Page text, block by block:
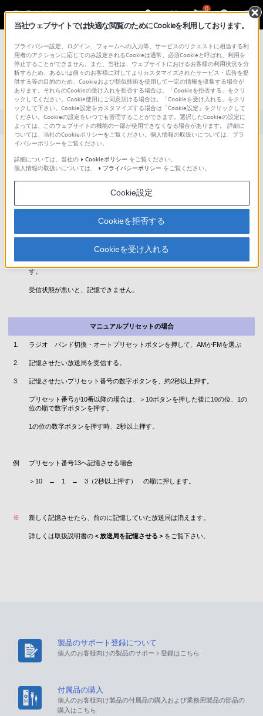
0
総合サポート・お問い合わせ
文書番号 : S1110278003123 / 最終更新日 : 2016/09/27
ラジオのプリセット方法は？
対象製品カテゴリー・製品
オートプリセットの場合
1. ラジオ バンド切換・オートプリセットボタンを押して、AMかFMを選ぶ
ラジオ バンド切換・オートプリセットボタンを2秒以上押すと表示窓に
「AUTO」を点滅します。
表示切換・決定・メモリーボタンを押す。
※
プリセット番号の1番から順に、周波数の低い局から自動的に記憶できま
す。
受信状態が悪いと、記憶できません。
マニュアルプリセットの場合
1. ラジオ バンド切換・オートプリセットボタンを押して、AMかFMを選ぶ
2. 記憶させたい放送局を受信する。
3. 記憶させたいプリセット番号の数字ボタンを、約2秒以上押す。
プリセット番号が10番以降の場合は、＞10ボタンを押した後に10の位、1の
位の順で数字ボタンを押す。
1の位の数字ボタンを押す時、2秒以上押す。
例 プリセット番号13へ記憶させる場合
＞10 → 1 → 3（2秒以上押す） の順に押します。
※ 新しく記憶させたら、前のに記憶していた放送局は消えます。
詳しくは取扱説明書の＜放送局を記憶させる＞ をご覧下さい。
製品のサポート登録について
個人のお客様向けの製品のサポート登録はこちら
付属品の購入
個人のお客様向け製品の付属品の購入および業務用製品の部品の
購入はこちら
当社ウェブサイトでは快適な閲覧のためにCookieを利用しております。
プライバシー設定、ログイン、フォームへの入力等、サービスのリクエストに相当する利
用者のアクションに応じてのみ設定されるCookieは通常、必須Cookieと呼ばれ、利用を
停止することができません。また、当社は、ウェブサイトにおけるお客様の利用状況を分
析するため、あるいは個々のお客様に対してよりカスタマイズされたサービス・広告を提
供する等の目的のため、Cookieおよび類似技術を使用して一定の情報を収集する場合が
あります。それらのCookieの受け入れを拒否する場合は、「Cookieを拒否する」をクリ
ックしてください。Cookie使用にご同意頂ける場合は、「Cookieを受け入れる」をクリ
ックして下さい。Cookie設定をカスタマイズする場合は「Cookie設定」をクリックして
ください。Cookieの設定をいつでも管理することができます。選択したCookieの設定に
よっては、このウェブサイトの機能の一部が使用できなくなる場合があります。 詳細に
ついては、当社のCookieポリシーをご覧ください。個人情報の取扱いについては、プラ
イバシーポリシーをご覧ください。
詳細については、当社の
Cookieポリシー をご覧ください。
個人情報の取扱いについては、
プライバシーポリシー をご覧ください。
Cookie設定
Cookieを拒否する
Cookieを受け入れる